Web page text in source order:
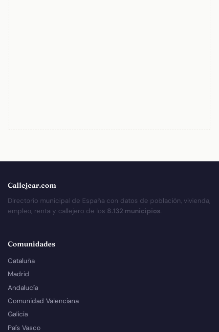
Callejear.com
Directorio municipal de España con datos de población, vivienda,
empleo, renta y callejero de los 8.132 municipios.
Comunidades
Cataluña
Madrid
Andalucía
Comunidad Valenciana
Galicia
País Vasco